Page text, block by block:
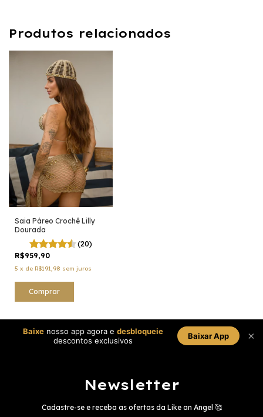
Produtos relacionados
Saia Páreo Crochê Lilly
Dourada
(20)
R$959,90
5 x de R$191,98 sem juros
Comprar
Baixenosso app agora e desbloqueie
descontos exclusivos
Baixar App ×
Newsletter
Cadastre-se e receba as ofertas da Like an Angel 🥰